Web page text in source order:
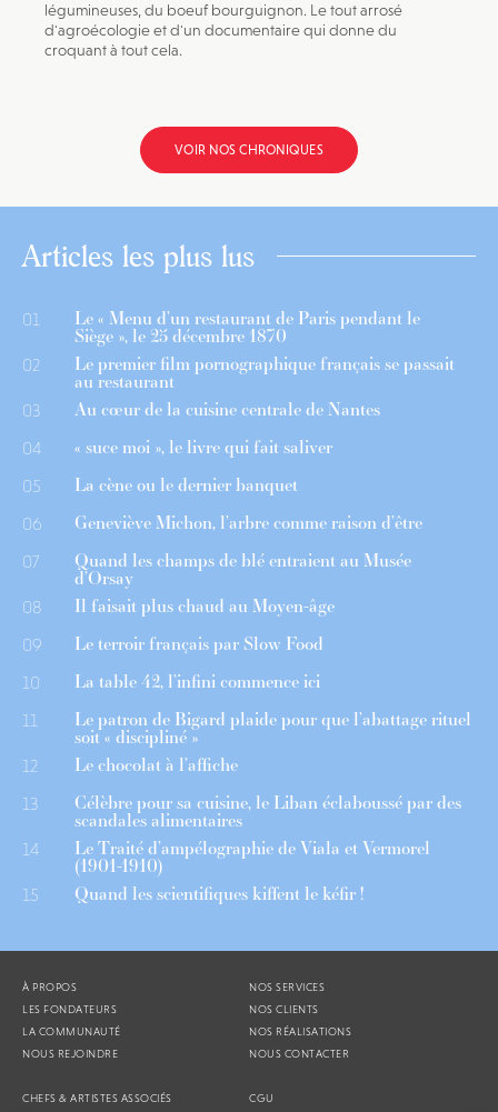
légumineuses, du boeuf bourguignon. Le tout arrosé
d'agroécologie et d'un documentaire qui donne du
croquant à tout cela.
VOIR NOS CHRONIQUES
Articles les plus lus
01 Le « Menu d’un restaurant de Paris pendant le
Siège », le 25 décembre 1870
02 Le premier film pornographique français se passait
au restaurant
03 Au cœur de la cuisine centrale de Nantes
04 « suce moi », le livre qui fait saliver
05 La cène ou le dernier banquet
06 Geneviève Michon, l’arbre comme raison d’être
07 Quand les champs de blé entraient au Musée
d’Orsay
08 Il faisait plus chaud au Moyen-âge
09 Le terroir français par Slow Food
10 La table 42, l’infini commence ici
11 Le patron de Bigard plaide pour que l’abattage rituel
soit « discipliné »
12 Le chocolat à l’affiche
13 Célèbre pour sa cuisine, le Liban éclaboussé par des
scandales alimentaires
14 Le Traité d’ampélographie de Viala et Vermorel
(1901-1910)
15 Quand les scientifiques kiffent le kéfir !
À PROPOS
LES FONDATEURS
LA COMMUNAUTÉ
NOUS REJOINDRE
NOS SERVICES
NOS CLIENTS
NOS RÉALISATIONS
NOUS CONTACTER
CHEFS & ARTISTES ASSOCIÉS CGU